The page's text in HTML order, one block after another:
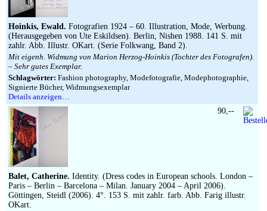
Hoinkis, Ewald. Fotografien 1924 – 60. Illustration, Mode, Werbung.
(Herausgegeben von Ute Eskildsen). Berlin, Nishen 1988. 141 S. mit
zahlr. Abb. Illustr. OKart. (Serie Folkwang, Band 2).
Mit eigenh. Widmung von Marion Herzog-Hoinkis (Tochter des Fotografen).
– Sehr gutes Exemplar.
Schlagwörter: Fashion photography, Modefotografie, Modephotographie,
Signierte Bücher, Widmungsexemplar
Details anzeigen…
Balet, Catherine. Identity. (Dress codes in European schools. London –
Paris – Berlin – Barcelona – Milan. January 2004 – April 2006).
Göttingen, Steidl (2006). 4°. 153 S. mit zahlr. farb. Abb. Farig illustr.
OKart.
90,--